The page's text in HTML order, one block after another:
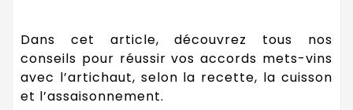
Dans cet article, découvrez tous nos
conseils pour réussir vos accords mets-vins
avec l’artichaut, selon la recette, la cuisson
et l’assaisonnement.